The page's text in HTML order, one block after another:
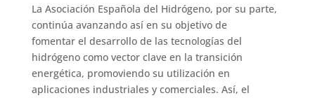
La Asociación Española del Hidrógeno, por su parte,
continúa avanzando así en su objetivo de
fomentar el desarrollo de las tecnologías del
hidrógeno como vector clave en la transición
energética, promoviendo su utilización en
aplicaciones industriales y comerciales. Así, el